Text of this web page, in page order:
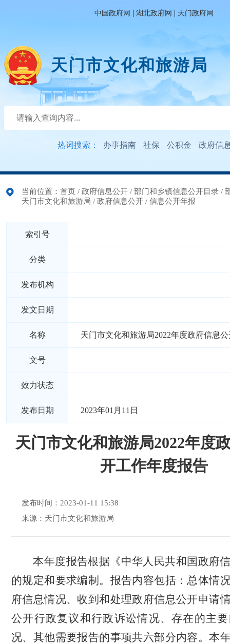
中国政府网 | 湖北政府网 | 天门政府网
天门市文化和旅游局
热词搜索： 办事指南 社保 公积金 政府信
当前位置： 首页 / 政府信息公开 / 部门和乡镇信息公开目录 /
天门市文化和旅游局 / 政府信息公开 / 信息公开年报
索引号
分类
发布机构
发文日期
名称 天门市文化和旅游局2022年度政府信息
文号
效力状态
发布日期 2023年01月11日
天门市文化和旅游局2022年度
开工作年度报告
发布时间：2023-01-11 15:38
来源：天门市文化和旅游局
本年度报告根据《中华人民共和国政府
的规定和要求编制。报告内容包括：总体情
府信息情况、收到和处理政府信息公开申请
公开行政复议和行政诉讼情况、存在的主
况、其他需要报告的事项共六部分内容。本